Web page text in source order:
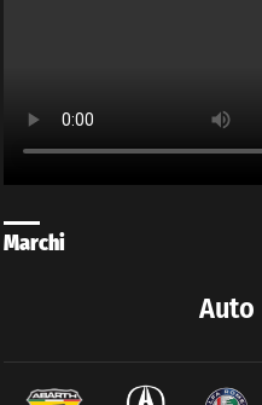
Marchi
Auto